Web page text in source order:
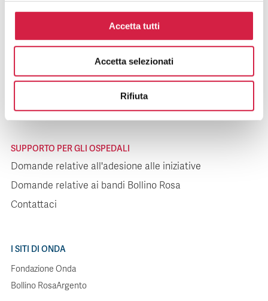
Accetta tutti
Accetta selezionati
Rifiuta
SUPPORTO PER I PAZIENTI
Domande relative agli ospedali
Domande relative alle iniziative
SUPPORTO PER GLI OSPEDALI
Domande relative all'adesione alle iniziative
Domande relative ai bandi Bollino Rosa
Contattaci
I SITI DI ONDA
Fondazione Onda
Bollino RosaArgento